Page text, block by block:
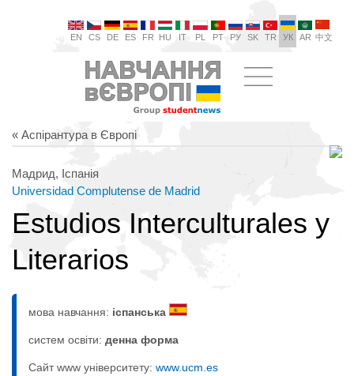
EN CS DE ES FR HU IT PL PT РУ SK TR УК AR 中文
« Аспірантура в Європі
Мадрид, Іспанія
Universidad Complutense de Madrid
Estudios Interculturales y
Literarios
мова навчання: іспанська
систем освіти: денна форма
Сайт www університету: www.ucm.es